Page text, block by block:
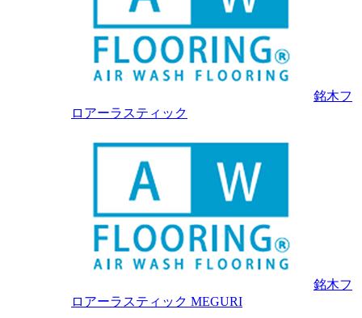
銘木フ
ロアーラスティック
銘木フ
ロアーラスティック MEGURI